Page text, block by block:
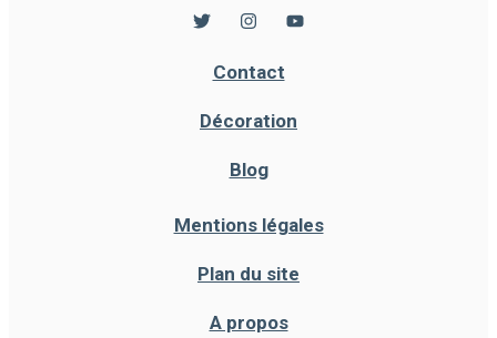
Contact
Décoration
Blog
Mentions légales
Plan du site
A propos